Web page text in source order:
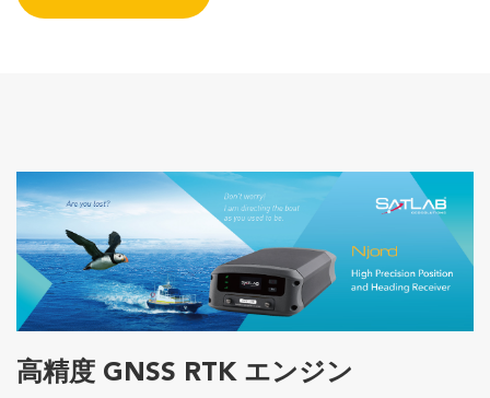
高精度 GNSS RTK エンジン